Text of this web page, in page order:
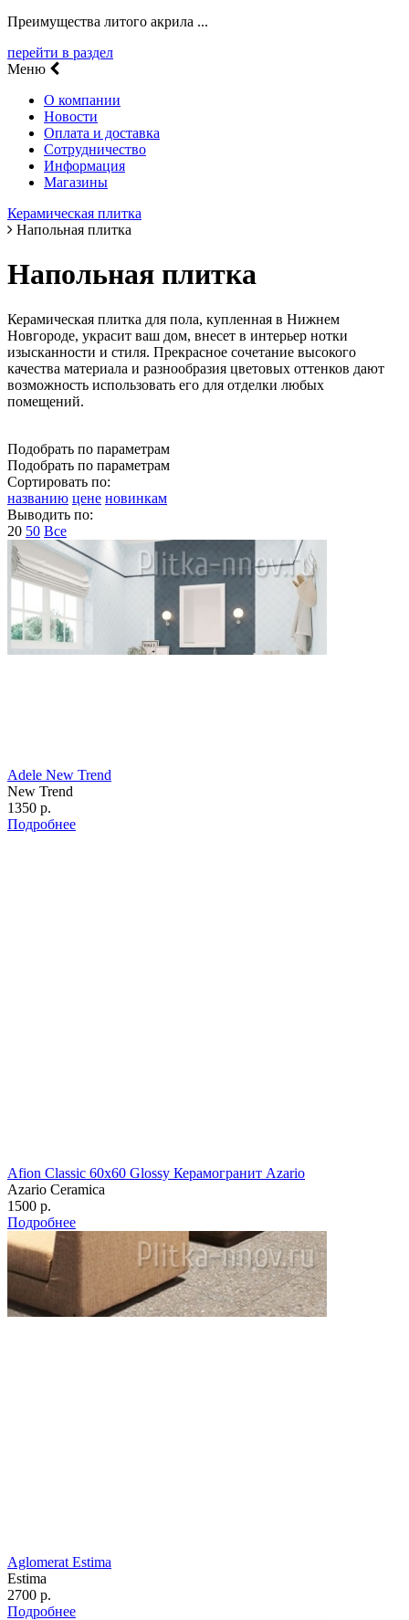
Преимущества литого акрила ...
перейти в раздел
Меню
О компании
Новости
Оплата и доставка
Сотрудничество
Информация
Магазины
Керамическая плитка
Напольная плитка
Напольная плитка
Керамическая плитка для пола, купленная в Нижнем
Новгороде, украсит ваш дом, внесет в интерьер нотки
изысканности и стиля. Прекрасное сочетание высокого
качества материала и разнообразия цветовых оттенков дают
возможность использовать его для отделки любых
помещений.
Подобрать по параметрам
Подобрать по параметрам
Сортировать по:
названию цене новинкам
Выводить по:
20 50 Все
Adele New Trend
New Trend
1350 р.
Подробнее
Afion Classic 60х60 Glossy Керамогранит Azario
Azario Ceramica
1500 р.
Подробнее
Aglomerat Estima
Estima
2700 р.
Подробнее